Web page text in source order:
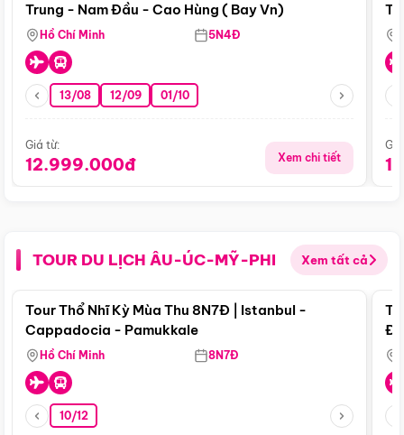
Trung - Nam Đầu - Cao Hùng ( Bay Vn)
Hồ Chí Minh 5N4Đ
13/08 12/09 01/10
Giá từ:
12.999.000đ Xem chi tiết
TOUR DU LỊCH ÂU-ÚC-MỸ-PHI Xem tất cả
Điểm nổi bật
Tour Thổ Nhĩ Kỳ Mùa Thu 8N7Đ | Istanbul -
Cappadocia - Pamukkale
Hồ Chí Minh 8N7Đ
10/12